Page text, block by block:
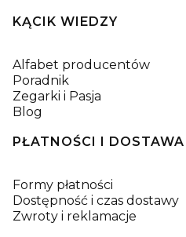
KĄCIK WIEDZY
Alfabet producentów
Poradnik
Zegarki i Pasja
Blog
PŁATNOŚCI I DOSTAWA
Formy płatności
Dostępność i czas dostawy
Zwroty i reklamacje